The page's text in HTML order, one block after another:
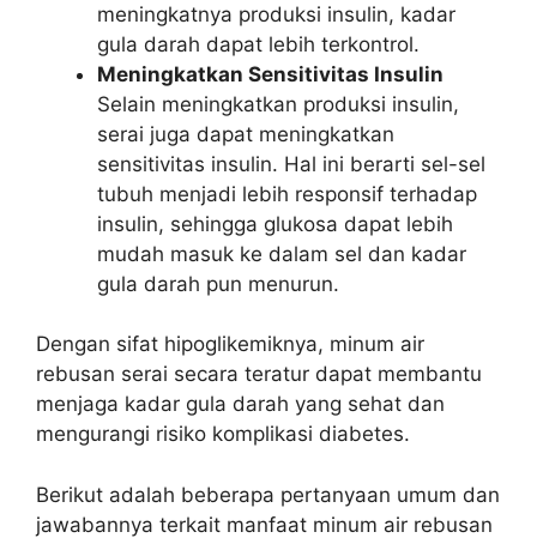
meningkatnya produksi insulin, kadar
gula darah dapat lebih terkontrol.
Meningkatkan Sensitivitas Insulin
Selain meningkatkan produksi insulin,
serai juga dapat meningkatkan
sensitivitas insulin. Hal ini berarti sel-sel
tubuh menjadi lebih responsif terhadap
insulin, sehingga glukosa dapat lebih
mudah masuk ke dalam sel dan kadar
gula darah pun menurun.
Dengan sifat hipoglikemiknya, minum air
rebusan serai secara teratur dapat membantu
menjaga kadar gula darah yang sehat dan
mengurangi risiko komplikasi diabetes.
Berikut adalah beberapa pertanyaan umum dan
jawabannya terkait manfaat minum air rebusan